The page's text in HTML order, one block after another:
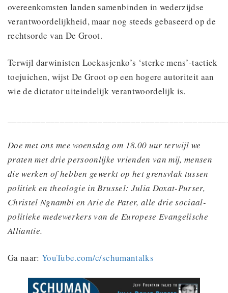
overeenkomsten landen samenbinden in wederzijdse
verantwoordelijkheid, maar nog steeds gebaseerd op de
rechtsorde van De Groot.
Terwijl darwinisten Loekasjenko’s ‘sterke mens’-tactiek
toejuichen, wijst De Groot op een hogere autoriteit aan
wie de dictator uiteindelijk verantwoordelijk is.
Doe met ons mee woensdag om 18.00 uur terwijl we
praten met drie persoonlijke vrienden van mij, mensen
die werken of hebben gewerkt op het grensvlak tussen
politiek en theologie in Brussel: Julia Doxat-Purser,
Christel Ngnambi en Arie de Pater, alle drie sociaal-
politieke medewerkers van de Europese Evangelische
Alliantie.
Ga naar:YouTube.com/c/schumantalks